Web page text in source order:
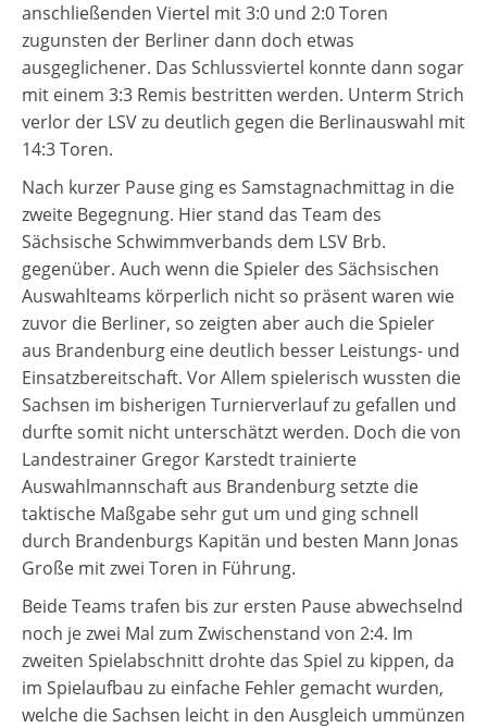
anschließenden Viertel mit 3:0 und 2:0 Toren
zugunsten der Berliner dann doch etwas
ausgeglichener. Das Schlussviertel konnte dann sogar
mit einem 3:3 Remis bestritten werden. Unterm Strich
verlor der LSV zu deutlich gegen die Berlinauswahl mit
14:3 Toren.
Nach kurzer Pause ging es Samstagnachmittag in die
zweite Begegnung. Hier stand das Team des
Sächsische Schwimmverbands dem LSV Brb.
gegenüber. Auch wenn die Spieler des Sächsischen
Auswahlteams körperlich nicht so präsent waren wie
zuvor die Berliner, so zeigten aber auch die Spieler
aus Brandenburg eine deutlich besser Leistungs- und
Einsatzbereitschaft. Vor Allem spielerisch wussten die
Sachsen im bisherigen Turnierverlauf zu gefallen und
durfte somit nicht unterschätzt werden. Doch die von
Landestrainer Gregor Karstedt trainierte
Auswahlmannschaft aus Brandenburg setzte die
taktische Maßgabe sehr gut um und ging schnell
durch Brandenburgs Kapitän und besten Mann Jonas
Große mit zwei Toren in Führung.
Beide Teams trafen bis zur ersten Pause abwechselnd
noch je zwei Mal zum Zwischenstand von 2:4. Im
zweiten Spielabschnitt drohte das Spiel zu kippen, da
im Spielaufbau zu einfache Fehler gemacht wurden,
welche die Sachsen leicht in den Ausgleich ummünzen